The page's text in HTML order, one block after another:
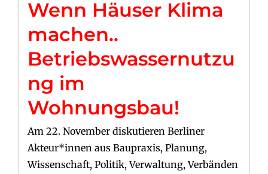
Wenn Häuser Klima
machen..
Betriebswassernutzu
ng im
Wohnungsbau!
Am 22. November diskutieren Berliner
Akteur*innen aus Baupraxis, Planung,
Wissenschaft, Politik, Verwaltung, Verbänden